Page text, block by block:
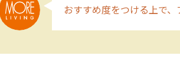
おすすめ度をつける上で